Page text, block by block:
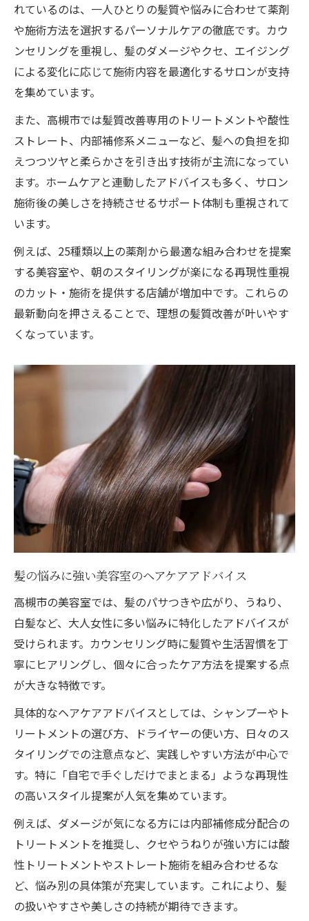
美容室でのカラー施術と髪質ケアのコツ
韓国風ヘアと髪質改善の相性を徹底解説
手触り変わる髪質改善のプロに学ぶ
美容室プロによる髪質改善カウンセリング
プロの美容室テクニックで手触り向上実感
美容室で体験する髪質改善トリートメント
髪の悩み相談は美容室プロに任せるのが安
心
美髪を手に入れるヘアケア術とは
美容室が教える毎日のヘアケアポイント
髪質改善に効果的な美容室提案のホームケ
ア
美髪を叶える美容室流シャンプー術
美容室のアドバイスで髪の傷みを減らす
美容室で叶うエイジングヘアケア法
加齢による髪悩みに美容室のヘアケア対応
エイジングケアが得意な美容室の技術力
美容室で始める白髪対策と髪質改善習慣
髪のボリュームアップを美容室で実現する
方法
美容室のエイジングケアカウンセリングと
は
れているのは、一人ひとりの髪質や悩みに合わせて薬剤
や施術方法を選択するパーソナルケアの徹底です。カウ
ンセリングを重視し、髪のダメージやクセ、エイジング
による変化に応じて施術内容を最適化するサロンが支持
を集めています。
また、高槻市では髪質改善専用のトリートメントや酸性
ストレート、内部補修系メニューなど、髪への負担を抑
えつつツヤと柔らかさを引き出す技術が主流になってい
ます。ホームケアと連動したアドバイスも多く、サロン
施術後の美しさを持続させるサポート体制も重視されて
います。
例えば、25種類以上の薬剤から最適な組み合わせを提案
する美容室や、朝のスタイリングが楽になる再現性重視
のカット・施術を提供する店舗が増加中です。これらの
最新動向を押さえることで、理想の髪質改善が叶いやす
くなっています。
髪の悩みに強い美容室のヘアケアアドバイス
高槻市の美容室では、髪のパサつきや広がり、うねり、
白髪など、大人女性に多い悩みに特化したアドバイスが
受けられます。カウンセリング時に髪質や生活習慣を丁
寧にヒアリングし、個々に合ったケア方法を提案する点
が大きな特徴です。
具体的なヘアケアアドバイスとしては、シャンプーやト
リートメントの選び方、ドライヤーの使い方、日々のス
タイリングでの注意点など、実践しやすい方法が中心で
す。特に「自宅で手ぐしだけでまとまる」ような再現性
の高いスタイル提案が人気を集めています。
例えば、ダメージが気になる方には内部補修成分配合の
トリートメントを推奨し、クセやうねりが強い方には酸
性トリートメントやストレート施術を組み合わせるな
ど、悩み別の具体策が充実しています。これにより、髪
の扱いやすさや美しさの持続が期待できます。